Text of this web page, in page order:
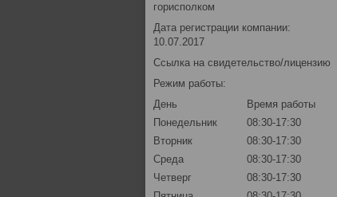
горисполком
Дата регистрации компании:
10.07.2017
Ссылка на свидетельство/лицензию
Режим работы:
День
Время работы
Понедельник
08:30-17:30
Вторник
08:30-17:30
Среда
08:30-17:30
Четверг
08:30-17:30